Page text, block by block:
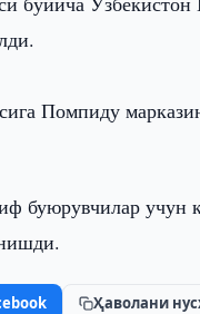
Помпиду
буюрувчилар учун
Ҳаволани